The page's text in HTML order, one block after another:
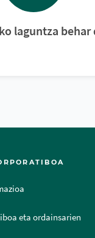
laguntza behar
eta ordainsarien